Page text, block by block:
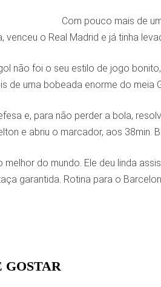
Com pouco mais de
o Real Madrid e já tinha
não foi o seu estilo de jogo
de uma bobeada enorme do meia
e, para não perder a bola,
e abriu o marcador, aos 38min.
do mundo. Ele deu linda
garantida. Rotina para o
GOSTAR